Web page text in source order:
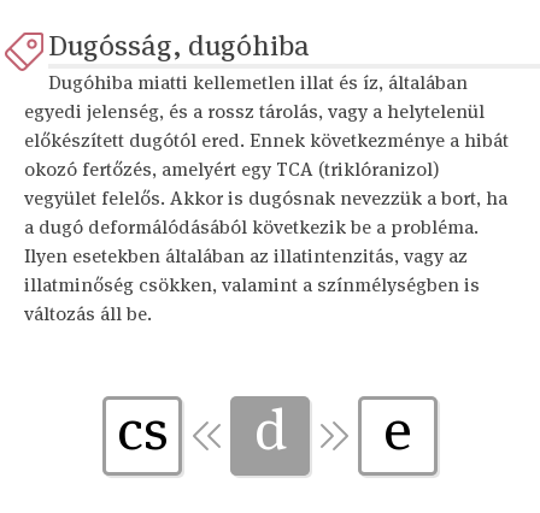
Dugósság, dugóhiba
Dugóhiba miatti kellemetlen illat és íz, általában
egyedi jelenség, és a rossz tárolás, vagy a helytelenül
előkészített dugótól ered. Ennek következménye a hibát
okozó fertőzés, amelyért egy TCA (triklóranizol)
vegyület felelős. Akkor is dugósnak nevezzük a bort, ha
a dugó deformálódásából következik be a probléma.
Ilyen esetekben általában az illatintenzitás, vagy az
illatminőség csökken, valamint a színmélységben is
változás áll be.
cs d e